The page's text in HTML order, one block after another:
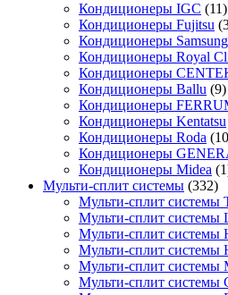
Кондиционеры IGC (11)
Кондиционеры Fujitsu
Кондиционеры Samsung
Кондиционеры Royal
Кондиционеры
Кондиционеры Ballu (9)
Кондиционеры
Кондиционеры Kentatsu
Кондиционеры Roda
Кондиционеры
Кондиционеры Midea
Мульти-сплит системы (332)
Мульти-сплит системы
Мульти-сплит системы
Мульти-сплит системы
Мульти-сплит системы
Мульти-сплит системы
Мульти-сплит системы